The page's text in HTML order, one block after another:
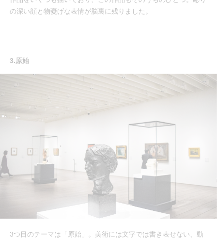
の深い顔と物憂げな表情が脳裏に残りました。
3.原始
3つ目のテーマは「原始」。美術には文字では書き表せない、動